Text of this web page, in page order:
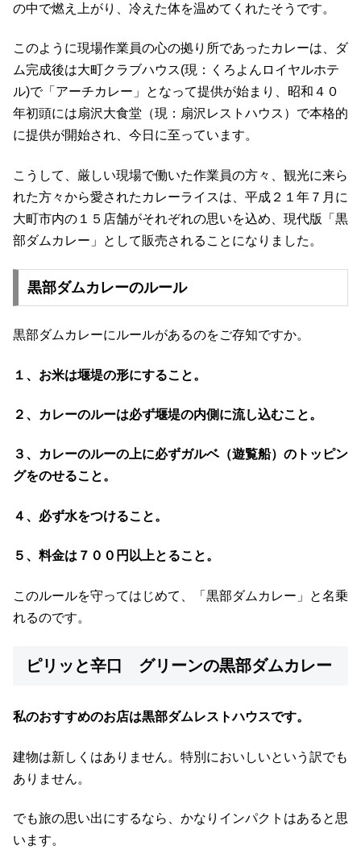
の中で燃え上がり、冷えた体を温めてくれたそうです。
このように現場作業員の心の拠り所であったカレーは、ダ
ム完成後は大町クラブハウス(現：くろよんロイヤルホテ
ル)で「アーチカレー」となって提供が始まり、昭和４０
年初頭には扇沢大食堂（現：扇沢レストハウス）で本格的
に提供が開始され、今日に至っています。
こうして、厳しい現場で働いた作業員の方々、観光に来ら
れた方々から愛されたカレーライスは、平成２１年７月に
大町市内の１５店舗がそれぞれの思いを込め、現代版「黒
部ダムカレー」として販売されることになりました。
黒部ダムカレーのルール
黒部ダムカレーにルールがあるのをご存知ですか。
１、お米は堰堤の形にすること。
２、カレーのルーは必ず堰堤の内側に流し込むこと。
３、カレーのルーの上に必ずガルベ（遊覧船）のトッピン
グをのせること。
４、必ず水をつけること。
５、料金は７００円以上とること。
このルールを守ってはじめて、「黒部ダムカレー」と名乗
れるのです。
ピリッと辛口 グリーンの黒部ダムカレー
私のおすすめのお店は黒部ダムレストハウスです。
建物は新しくはありません。特別においしいという訳でも
ありません。
でも旅の思い出にするなら、かなりインパクトはあると思
います。